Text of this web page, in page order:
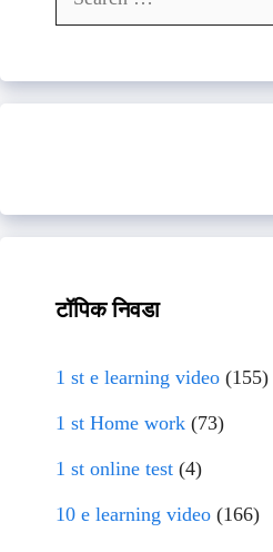
for:
टॉपिक निवडा
1 st e learning video (155)
1 st Home work (73)
1 st online test (4)
10 e learning video (166)